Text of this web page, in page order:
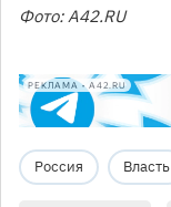
Фото: A42.RU
РЕКЛАМА • A42.RU
Россия Власть